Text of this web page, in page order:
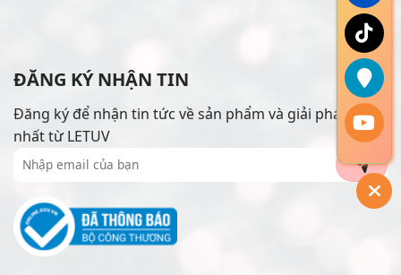
ĐĂNG KÝ NHẬN TIN
Đăng ký để nhận tin tức về sản phẩm và giải pháp mới
nhất từ LETUV